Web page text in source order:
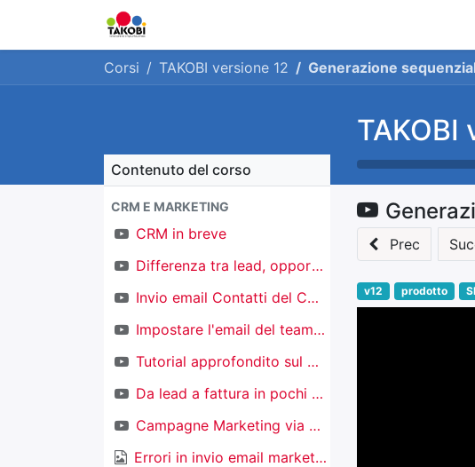
Corsi TAKOBI versione 12 Generazione
TAKOBI
Contenuto del corso
CRM E MARKETING
CRM in breve
Differenza tra lead, opportunità e contatti
Invio email Contatti del CRM
Impostare l'email del team di vendita
Tutorial approfondito sul CRM
Da lead a fattura in pochi click
Campagne Marketing via email
Errori in invio email marketing
Prec
v12 prodotto